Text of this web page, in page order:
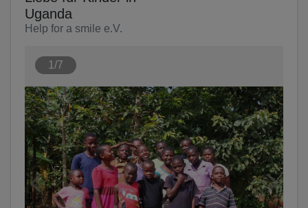
Uganda
Help for a smile e.V.
1/7